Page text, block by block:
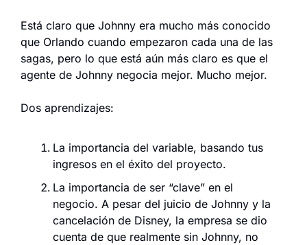
Está claro que Johnny era mucho más conocido
que Orlando cuando empezaron cada una de las
sagas, pero lo que está aún más claro es que el
agente de Johnny negocia mejor. Mucho mejor.
Dos aprendizajes:
La importancia del variable, basando tus
ingresos en el éxito del proyecto.
La importancia de ser “clave” en el
negocio. A pesar del juicio de Johnny y la
cancelación de Disney, la empresa se dio
cuenta de que realmente sin Johnny, no